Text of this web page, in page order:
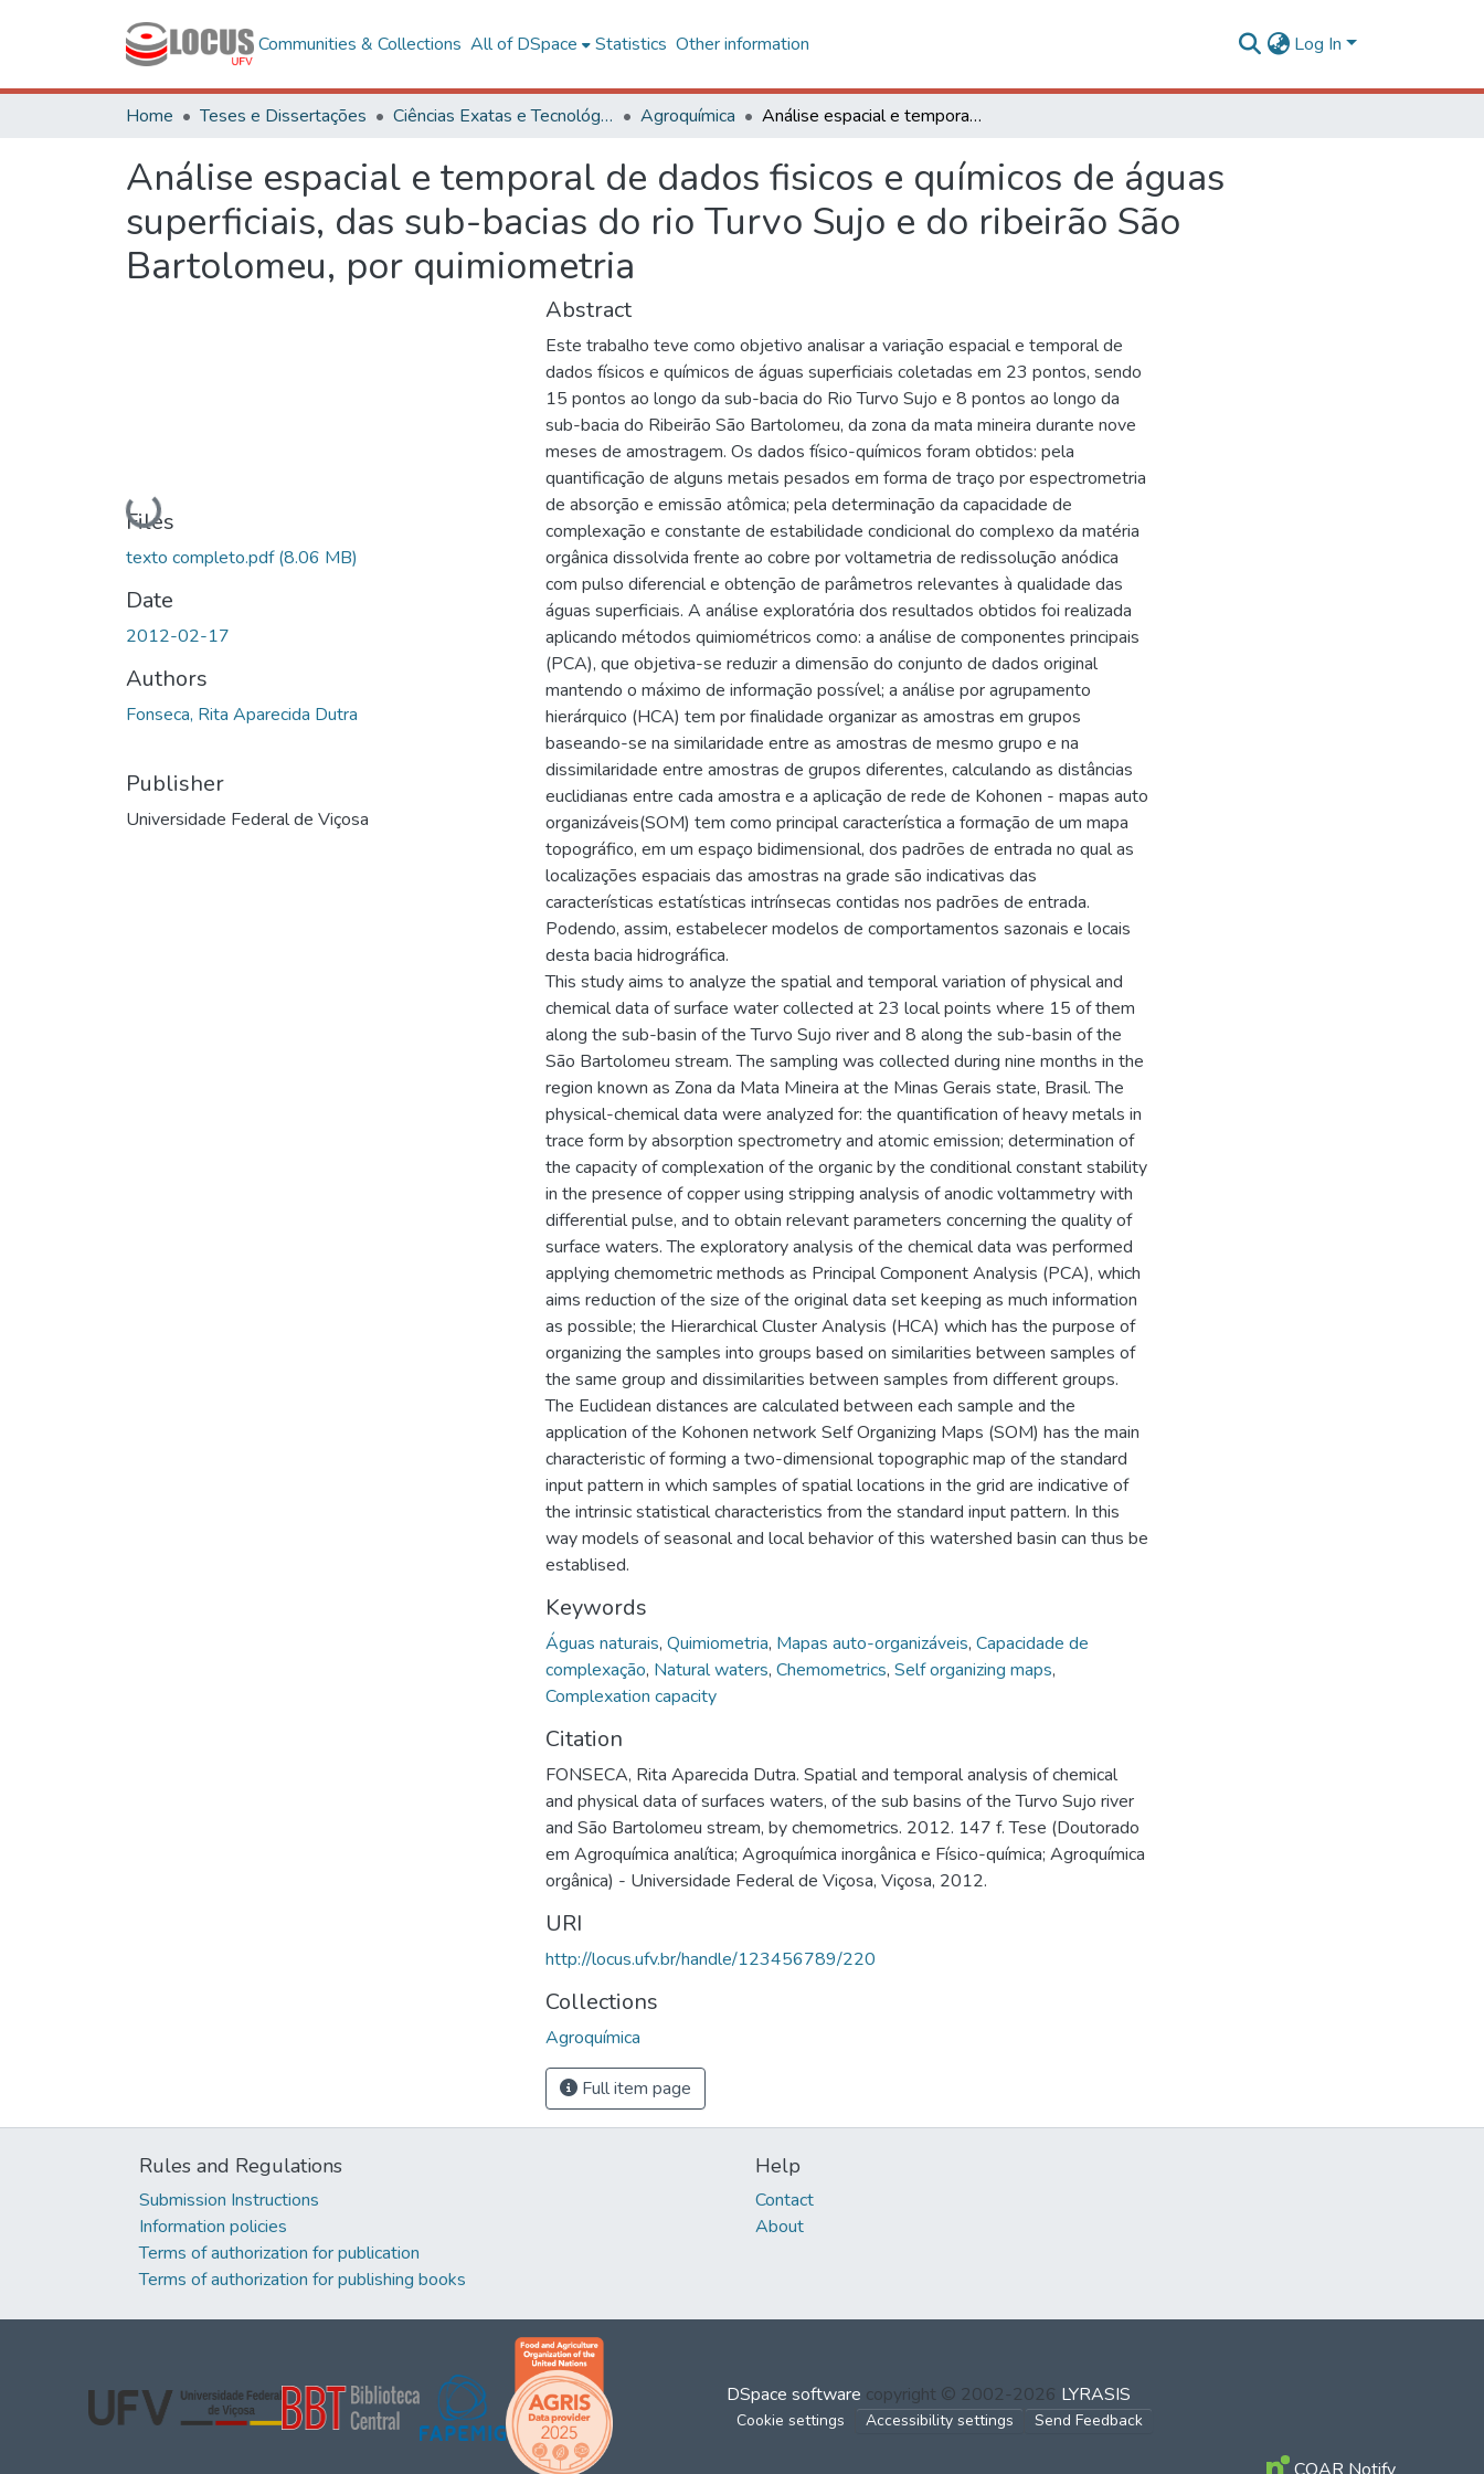
Communities & Collections All of DSpace Statistics Other information Log In
Home Teses e Dissertações Ciências Exatas e Tecnológicas Agroquímica Análise espacial e temporal de dados fisicos e químicos de águas superficiais, das sub-bacias do rio Turvo Sujo e do ribeirão São Bartolomeu, por quimiometria
Análise espacial e temporal de dados fisicos e químicos de águas
superficiais, das sub-bacias do rio Turvo Sujo e do ribeirão São
Bartolomeu, por quimiometria
Loading...
Files
texto completo.pdf(8.06 MB)
Date
2012-02-17
Authors
Fonseca, Rita Aparecida Dutra
Publisher
Universidade Federal de Viçosa
Abstract
Este trabalho teve como objetivo analisar a variação espacial e temporal de
dados físicos e químicos de águas superficiais coletadas em 23 pontos, sendo
15 pontos ao longo da sub-bacia do Rio Turvo Sujo e 8 pontos ao longo da
sub-bacia do Ribeirão São Bartolomeu, da zona da mata mineira durante nove
meses de amostragem. Os dados físico-químicos foram obtidos: pela
quantificação de alguns metais pesados em forma de traço por espectrometria
de absorção e emissão atômica; pela determinação da capacidade de
complexação e constante de estabilidade condicional do complexo da matéria
orgânica dissolvida frente ao cobre por voltametria de redissolução anódica
com pulso diferencial e obtenção de parâmetros relevantes à qualidade das
águas superficiais. A análise exploratória dos resultados obtidos foi realizada
aplicando métodos quimiométricos como: a análise de componentes principais
(PCA), que objetiva-se reduzir a dimensão do conjunto de dados original
mantendo o máximo de informação possível; a análise por agrupamento
hierárquico (HCA) tem por finalidade organizar as amostras em grupos
baseando-se na similaridade entre as amostras de mesmo grupo e na
dissimilaridade entre amostras de grupos diferentes, calculando as distâncias
euclidianas entre cada amostra e a aplicação de rede de Kohonen - mapas auto
organizáveis(SOM) tem como principal característica a formação de um mapa
topográfico, em um espaço bidimensional, dos padrões de entrada no qual as
localizações espaciais das amostras na grade são indicativas das
características estatísticas intrínsecas contidas nos padrões de entrada.
Podendo, assim, estabelecer modelos de comportamentos sazonais e locais
desta bacia hidrográfica.
This study aims to analyze the spatial and temporal variation of physical and
chemical data of surface water collected at 23 local points where 15 of them
along the sub-basin of the Turvo Sujo river and 8 along the sub-basin of the
São Bartolomeu stream. The sampling was collected during nine months in the
region known as Zona da Mata Mineira at the Minas Gerais state, Brasil. The
physical-chemical data were analyzed for: the quantification of heavy metals in
trace form by absorption spectrometry and atomic emission; determination of
the capacity of complexation of the organic by the conditional constant stability
in the presence of copper using stripping analysis of anodic voltammetry with
differential pulse, and to obtain relevant parameters concerning the quality of
surface waters. The exploratory analysis of the chemical data was performed
applying chemometric methods as Principal Component Analysis (PCA), which
aims reduction of the size of the original data set keeping as much information
as possible; the Hierarchical Cluster Analysis (HCA) which has the purpose of
organizing the samples into groups based on similarities between samples of
the same group and dissimilarities between samples from different groups.
The Euclidean distances are calculated between each sample and the
application of the Kohonen network Self Organizing Maps (SOM) has the main
characteristic of forming a two-dimensional topographic map of the standard
input pattern in which samples of spatial locations in the grid are indicative of
the intrinsic statistical characteristics from the standard input pattern. In this
way models of seasonal and local behavior of this watershed basin can thus be
establised.
Keywords
Águas naturais, Quimiometria, Mapas auto-organizáveis, Capacidade de
complexação, Natural waters, Chemometrics, Self organizing maps,
Complexation capacity
Citation
FONSECA, Rita Aparecida Dutra. Spatial and temporal analysis of chemical
and physical data of surfaces waters, of the sub basins of the Turvo Sujo river
and São Bartolomeu stream, by chemometrics. 2012. 147 f. Tese (Doutorado
em Agroquímica analítica; Agroquímica inorgânica e Físico-química; Agroquímica
orgânica) - Universidade Federal de Viçosa, Viçosa, 2012.
URI
http://locus.ufv.br/handle/123456789/220
Collections
Agroquímica
Full item page
Rules and Regulations
Submission Instructions
Information policies
Terms of authorization for publication
Terms of authorization for publishing books
Help
Contact
About
DSpace software copyright © 2002-2026 LYRASIS
Cookie settings Accessibility settings Send Feedback